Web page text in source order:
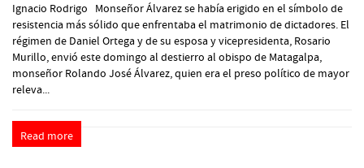
Ignacio Rodrigo Monseñor Álvarez se había erigido en el símbolo de
resistencia más sólido que enfrentaba el matrimonio de dictadores. El
régimen de Daniel Ortega y de su esposa y vicepresidenta, Rosario
Murillo, envió este domingo al destierro al obispo de Matagalpa,
monseñor Rolando José Álvarez, quien era el preso político de mayor
releva...
Read more